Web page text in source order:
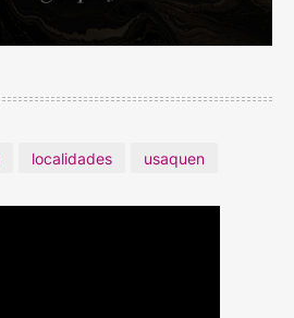
localidades usaquen